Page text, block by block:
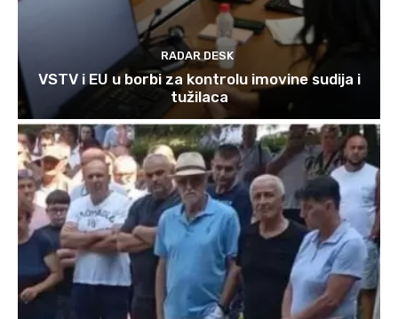
RADAR DESK
VSTV i EU u borbi za kontrolu imovine sudija i
tužilaca